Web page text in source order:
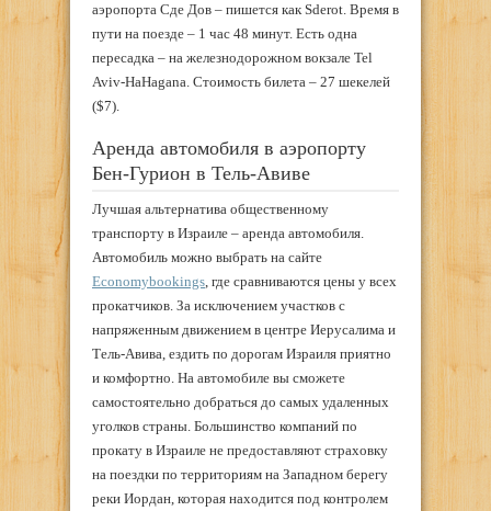
аэропорта Сде Дов – пишется как Sderot. Время в
пути на поезде – 1 час 48 минут. Есть одна
пересадка – на железнодорожном вокзале Tel
Aviv-HaHagana. Стоимость билета – 27 шекелей
($7).
Аренда автомобиля в аэропорту
Бен-Гурион в Тель-Авиве
Лучшая альтернатива общественному
транспорту в Израиле – аренда автомобиля.
Автомобиль можно выбрать на сайте
Economybookings, где сравниваются цены у всех
прокатчиков. За исключением участков с
напряженным движением в центре Иерусалима и
Тель-Авива, ездить по дорогам Израиля приятно
и комфортно. На автомобиле вы сможете
самостоятельно добраться до самых удаленных
уголков страны. Большинство компаний по
прокату в Израиле не предоставляют страховку
на поездки по территориям на Западном берегу
реки Иордан, которая находится под контролем